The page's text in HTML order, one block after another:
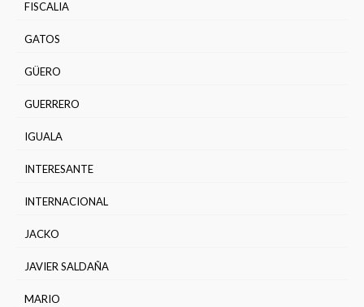
FISCALIA
GATOS
GÜERO
GUERRERO
IGUALA
INTERESANTE
INTERNACIONAL
JACKO
JAVIER SALDAÑA
MARIO